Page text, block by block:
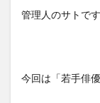
管理人のサトです
今回は「若手俳